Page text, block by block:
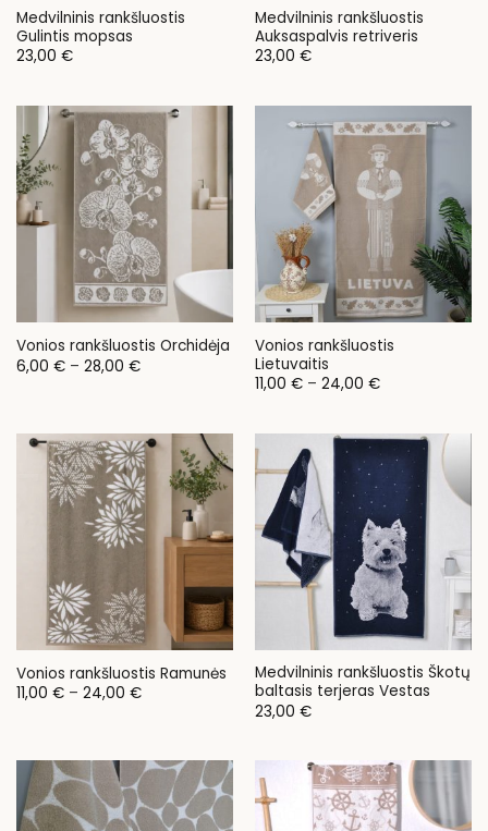
Medvilninis rankšluostis
Gulintis mopsas
23,00 €
Medvilninis rankšluostis
Auksaspalvis retriveris
23,00 €
Vonios rankšluostis Orchidėja
6,00 € – 28,00 €Price
Vonios rankšluostis
Lietuvaitis
11,00 € – 24,00 €Price
24,00 €
Vonios rankšluostis Ramunės
11,00 € – 24,00 €Price
Medvilninis rankšluostis Škotų
baltasis terjeras Vestas
23,00 €